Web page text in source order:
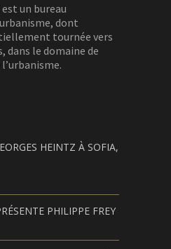
un bureau
dont
tournée vers
dans le domaine de
HEINTZ À SOFIA,
PHILIPPE FREY